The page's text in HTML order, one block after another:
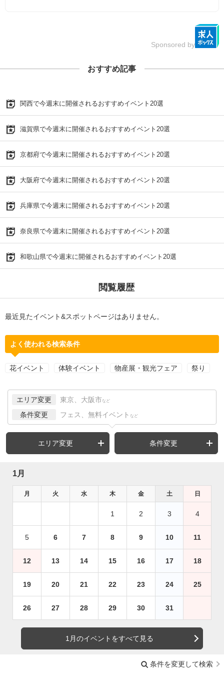
Sponsored by
おすすめ記事
関西で今週末に開催されるおすすめイベント20選
滋賀県で今週末に開催されるおすすめイベント20選
京都府で今週末に開催されるおすすめイベント20選
大阪府で今週末に開催されるおすすめイベント20選
兵庫県で今週末に開催されるおすすめイベント20選
奈良県で今週末に開催されるおすすめイベント20選
和歌山県で今週末に開催されるおすすめイベント20選
閲覧履歴
最近見たイベント&スポットページはありません。
よく使われる検索条件
花イベント 体験イベント 物産展・観光フェア 祭り
エリア変更 東京、大阪市 など
条件変更 フェス、無料イベント など
エリア変更 条件変更
1月
月 火 水 木 金 土 日
1 2 3 4
5 6 7 8 9 10 11
12 13 14 15 16 17 18
19 20 21 22 23 24 25
26 27 28 29 30 31
1月のイベントをすべて見る
条件を変更して検索